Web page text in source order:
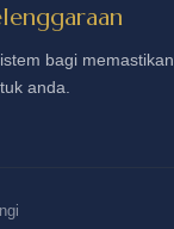
bagi memastikan
anda.